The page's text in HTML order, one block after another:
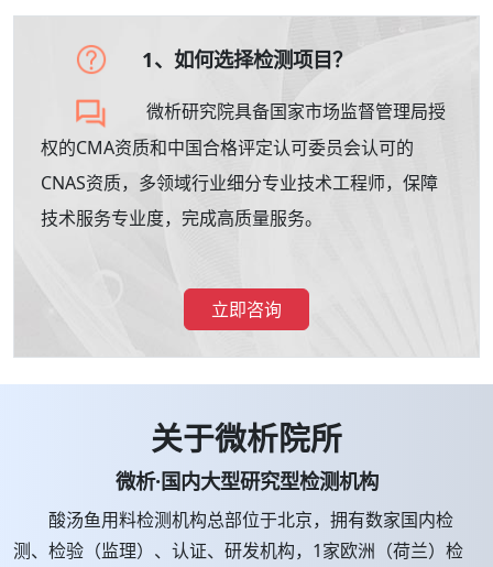
1、如何选择检测项目？
微析研究院具备国家市场监督管理局授
权的CMA资质和中国合格评定认可委员会认可的
CNAS资质，多领域行业细分专业技术工程师，保障
技术服务专业度，完成高质量服务。
立即咨询
关于微析院所
微析·国内大型研究型检测机构
酸汤鱼用料检测机构总部位于北京，拥有数家国内检
测、检验（监理）、认证、研发机构，1家欧洲（荷兰）检